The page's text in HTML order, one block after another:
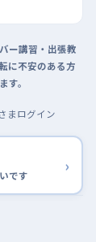
ー講習・出張教
に不安のある方
。
まログイン
です ›